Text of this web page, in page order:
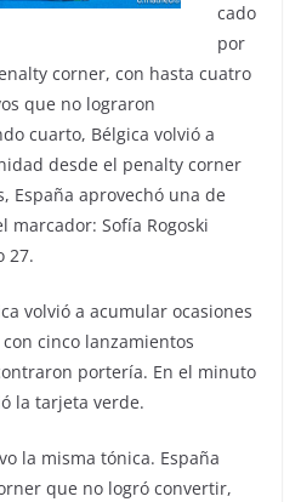
cado
por
corner, con hasta cuatro
que no lograron
cuarto, Bélgica volvió a
desde el penalty corner
España aprovechó una de
marcador: Sofía Rogoski
27.
volvió a acumular ocasiones
cinco lanzamientos
portería. En el minuto
la tarjeta verde.
la misma tónica. España
que no logró convertir,